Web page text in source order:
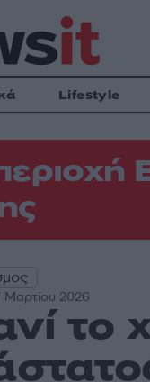
Lifestyle
Μαρτίου 2026
το